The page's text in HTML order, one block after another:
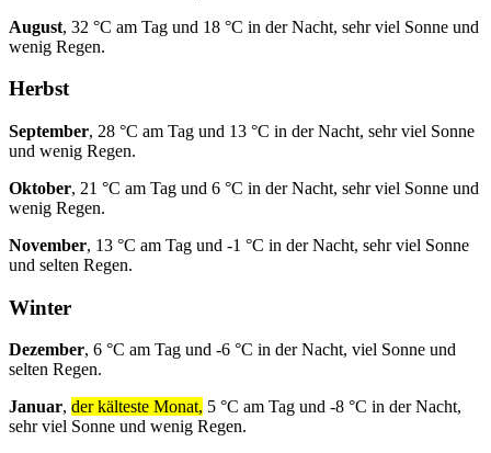
August, 32 °C am Tag und 18 °C in der Nacht, sehr viel Sonne und
wenig Regen.
Herbst
September, 28 °C am Tag und 13 °C in der Nacht, sehr viel Sonne
und wenig Regen.
Oktober, 21 °C am Tag und 6 °C in der Nacht, sehr viel Sonne und
wenig Regen.
November, 13 °C am Tag und -1 °C in der Nacht, sehr viel Sonne
und selten Regen.
Winter
Dezember, 6 °C am Tag und -6 °C in der Nacht, viel Sonne und
selten Regen.
Januar, der kälteste Monat, 5 °C am Tag und -8 °C in der Nacht,
sehr viel Sonne und wenig Regen.